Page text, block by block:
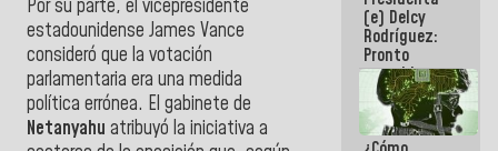
Por su parte, el vicepresidente
estadounidense James Vance
consideró que la votación
parlamentaria era una medida
política errónea. El gabinete de
Netanyahu atribuyó la iniciativa a
(e) Delcy
Rodríguez:
Pronto
restableceremos
las
operaciones
en el